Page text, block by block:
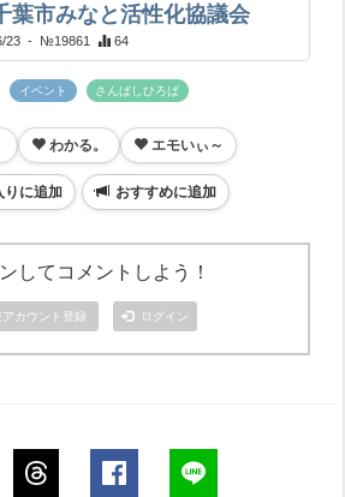
葉市みなと活性化協議会
23 - №19861 64
イベント さんばしひろば
わかる。 エモいぃ～
りに追加 おすすめに追加
してコメントしよう！
アカウント登録 ログイン